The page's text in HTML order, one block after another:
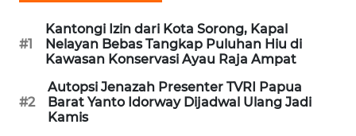
#1
Kantongi Izin dari Kota Sorong, Kapal
Nelayan Bebas Tangkap Puluhan Hiu di
Kawasan Konservasi Ayau Raja Ampat
#2
Autopsi Jenazah Presenter TVRI Papua
Barat Yanto Idorway Dijadwal Ulang Jadi
Kamis
WN
PRIANGAN
TIMUR
WN
SEMARANG